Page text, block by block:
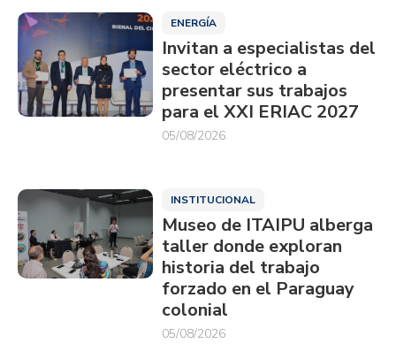
ENERGÍA
Invitan a especialistas del
sector eléctrico a
presentar sus trabajos
para el XXI ERIAC 2027
05/08/2026
INSTITUCIONAL
Museo de ITAIPU alberga
taller donde exploran
historia del trabajo
forzado en el Paraguay
colonial
05/08/2026